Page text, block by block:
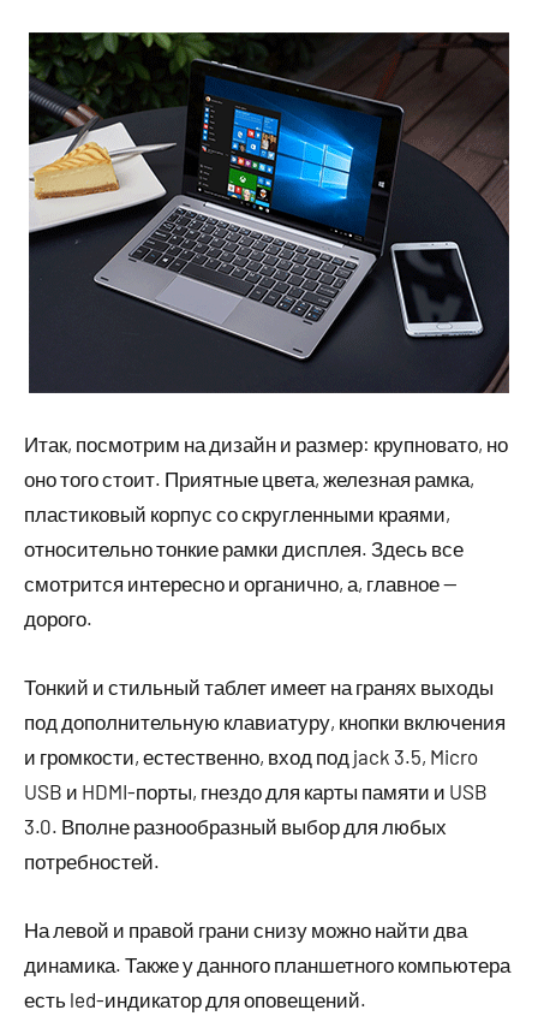
Итак, посмотрим на дизайн и размер: крупновато, но
оно того стоит. Приятные цвета, железная рамка,
пластиковый корпус со скругленными краями,
относительно тонкие рамки дисплея. Здесь все
смотрится интересно и органично, а, главное —
дорого.
Тонкий и стильный таблет имеет на гранях выходы
под дополнительную клавиатуру, кнопки включения
и громкости, естественно, вход под jack 3.5, Micro
USB и HDMI-порты, гнездо для карты памяти и USB
3.0. Вполне разнообразный выбор для любых
потребностей.
На левой и правой грани снизу можно найти два
динамика. Также у данного планшетного компьютера
есть led-индикатор для оповещений.